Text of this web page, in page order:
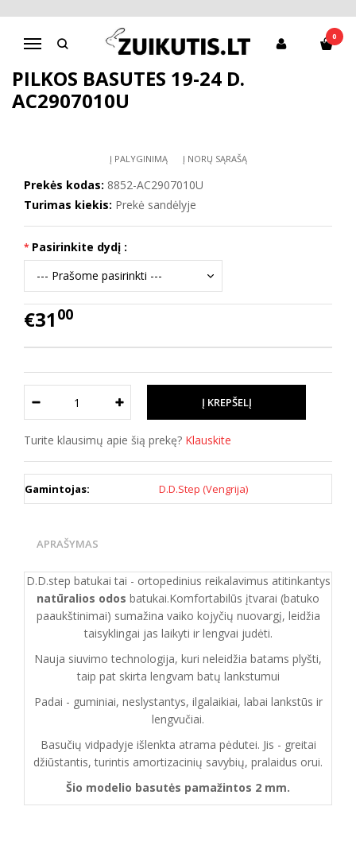
Navigacija
0
Pagrindinis Batai berniukui
D.D.Step batai berniukams
Pilkos basutės 19-24 d. AC2907010U
PILKOS BASUTĖS 19-24 D.
AC2907010U
Į PALYGINIMĄ Į NORŲ SĄRAŠĄ
Prekės kodas: 8852-AC2907010U
Turimas kiekis: Prekė sandėlyje
Pasirinkite dydį :
€31 00
Turite klausimų apie šią prekę? Klauskite
Gamintojas: D.D.Step (Vengrija)
APRAŠYMAS
D.D.step batukai tai - ortopedinius reikalavimus atitinkantys
natūralios odos batukai.Komfortabilūs įtvarai (batuko
paaukštinimai) sumažina vaiko kojyčių nuovargį, leidžia
taisyklingai jas laikyti ir lengvai judėti.
Nauja siuvimo technologija, kuri neleidžia batams plyšti,
taip pat skirta lengvam batų lankstumui
Padai - guminiai, neslystantys, ilgalaikiai, labai lankstūs ir
lengvučiai.
Basučių vidpadyje išlenkta atrama pėdutei. Jis - greitai
džiūstantis, turintis amortizacinių savybių, pralaidus orui.
Šio modelio basutės pamažintos 2 mm.